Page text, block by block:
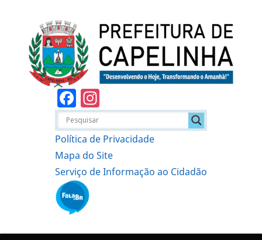
Facebook
Política de Privacidade
Mapa do Site
Serviço de Informação ao Cidadão